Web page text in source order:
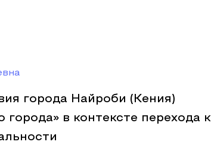
города Найроби (Кения)
города» в контексте перехода к